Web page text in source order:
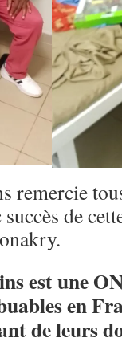
remercie
de
est une
en
de leurs